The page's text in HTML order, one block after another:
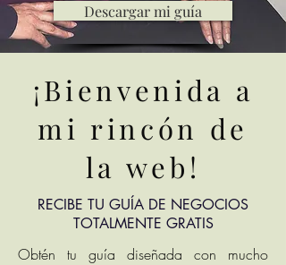
Descargar mi guía
¡Bienvenida a
mi rincón de
la web!
RECIBE TU GUÍA DE NEGOCIOS
TOTALMENTE GRATIS
Obtén tu guía diseñada con mucho